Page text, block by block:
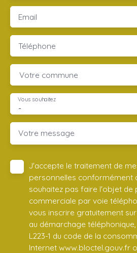
Email
Téléphone
Votre commune
-
Vous souhaitez
Votre message
J'accepte le traitement de
personnelles conformément
souhaitez pas faire l'objet de
commerciale par voie
vous inscrire gratuitement
au démarchage
L223-1 du code de la
Internet www.bloctel.gouv.fr